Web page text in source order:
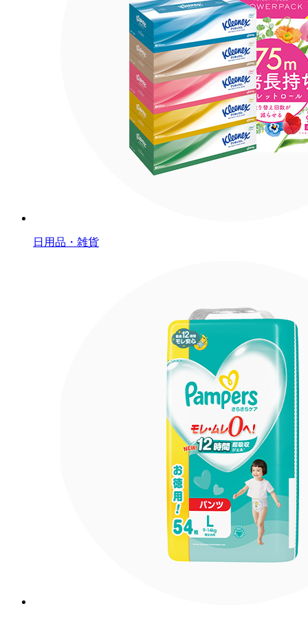
日用品・雑貨